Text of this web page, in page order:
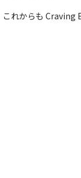
これからも Craving